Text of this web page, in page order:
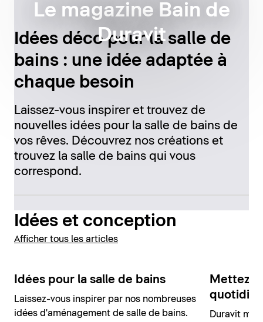
Le magazine Bain de
Duravit
Idées déco pour la salle de
bains : une idée adaptée à
chaque besoin
Laissez-vous inspirer et trouvez de
nouvelles idées pour la salle de bains de
vos rêves. Découvrez nos créations et
trouvez la salle de bains qui vous
correspond.
Idées et conception
Afficher tous les articles
Idées pour la salle de bains
Laissez-vous inspirer par nos nombreuses
idées d'aménagement de salle de bains.
Mettez
Duravit